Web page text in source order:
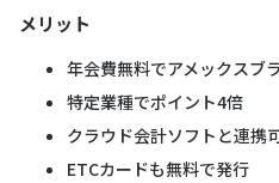
メリット
年会費無料でアメックスブ
特定業種でポイント4倍
クラウド会計ソフトと連携
ETCカードも無料で発行